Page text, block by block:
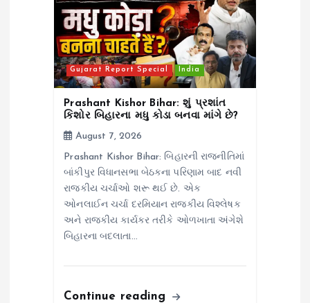
Gujarat Report Special India
Prashant Kishor Bihar: શું પ્રશાંત
કિશોર બિહારના મધુ કોડા બનવા માંગે છે?
August 7, 2026
Prashant Kishor Bihar: બિહારની રાજનીતિમાં
બાંકીપુર વિધાનસભા બેઠકના પરિણામ બાદ નવી
રાજકીય ચર્ચાઓ શરૂ થઈ છે. એક
ઓનલાઈન ચર્ચા દરમિયાન રાજકીય વિશ્લેષક
અને રાજકીય કાર્યકર તરીકે ઓળખાતા અંગેશે
બિહારના બદલાતા…
Continue reading